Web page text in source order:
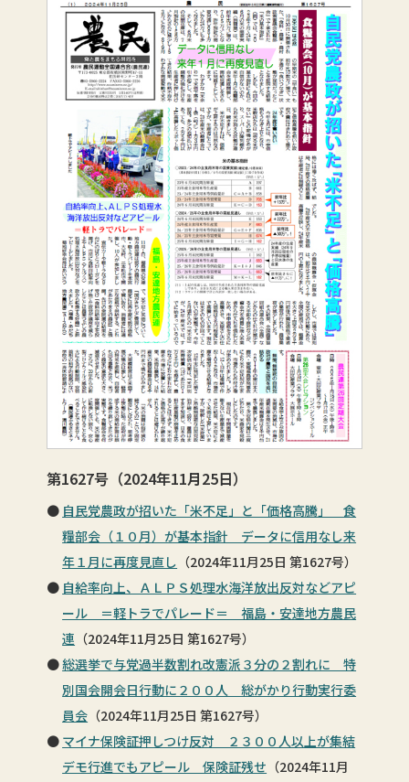
第1627号（2024年11月25日）
自民党農政が招いた「米不足」と「価格高騰」 食
糧部会（１０月）が基本指針 データに信用なし来
年１月に再度見直し （2024年11月25日 第1627号）
自給率向上、ＡＬＰＳ処理水海洋放出反対などアピ
ール ＝軽トラでパレード＝ 福島・安達地方農民
連 （2024年11月25日 第1627号）
総選挙で与党過半数割れ改憲派３分の２割れに 特
別国会開会日行動に２００人 総がかり行動実行委
員会 （2024年11月25日 第1627号）
マイナ保険証押しつけ反対 ２３００人以上が集結
デモ行進でもアピール 保険証残せ （2024年11月